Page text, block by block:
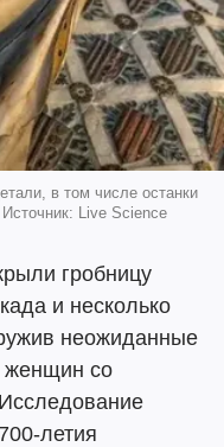
в том числе останки
Live Science
гробницу
и несколько
неожиданные
женщин со
летия